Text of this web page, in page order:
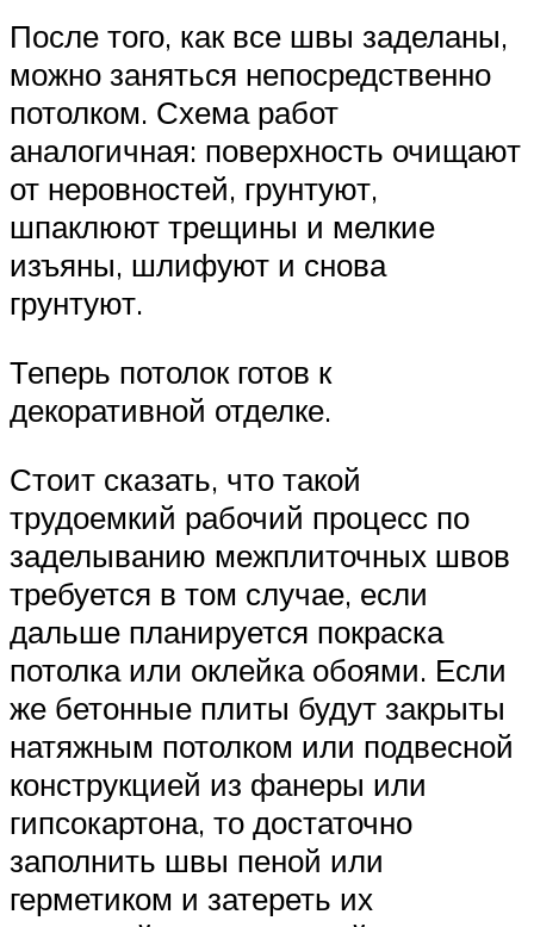
После того, как все швы заделаны,
можно заняться непосредственно
потолком. Схема работ
аналогичная: поверхность очищают
от неровностей, грунтуют,
шпаклюют трещины и мелкие
изъяны, шлифуют и снова
грунтуют.
Теперь потолок готов к
декоративной отделке.
Стоит сказать, что такой
трудоемкий рабочий процесс по
заделыванию межплиточных швов
требуется в том случае, если
дальше планируется покраска
потолка или оклейка обоями. Если
же бетонные плиты будут закрыты
натяжным потолком или подвесной
конструкцией из фанеры или
гипсокартона, то достаточно
заполнить швы пеной или
герметиком и затереть их